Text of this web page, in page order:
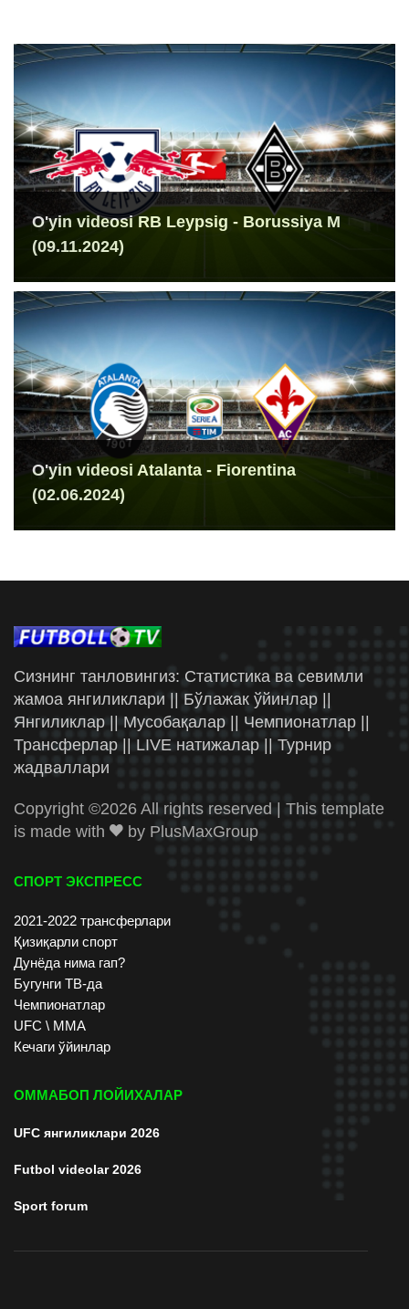
O'yin videosi RB Leypsig - Borussiya M
(09.11.2024)
O'yin videosi Atalanta - Fiorentina
(02.06.2024)
Сизнинг танловингиз: Статистика ва севимли
жамоа янгиликлари || Бўлажак ўйинлар ||
Янгиликлар || Мусобақалар || Чемпионатлар ||
Трансферлар || LIVE натижалар || Турнир
жадваллари
Copyright ©2026 All rights reserved | This template
is made with
by PlusMaxGroup
СПОРТ ЭКСПРЕСС
2021-2022 трансферлари
Қизиқарли спорт
Дунёда нима гап?
Бугунги ТВ-да
Чемпионатлар
UFC \ ММА
Кечаги ўйинлар
ОММАБОП ЛОЙИХАЛАР
UFC янгиликлари 2026
Futbol videolar 2026
Sport forum